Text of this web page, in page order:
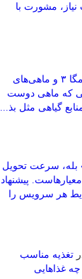
مشورت با
باقری » بخش مربوط به امگا ۳ و ماهی‌های
که ماهی دوست
گیاهی مثل بذ...
سرعت تحویل
پیشنهاد
هر سرویس را
تغذیه مناسب
غذاهایی